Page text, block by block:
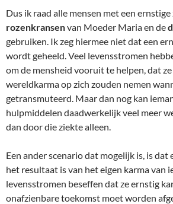
Dus ik raad alle mensen met een
rozenkransenvan Moeder Maria en de
gebruiken. Ik zeg hiermee niet dat een
wordt geheeld. Veel levensstromen
om de mensheid vooruit te helpen, dat
wereldkarma op zich zouden nemen
getransmuteerd. Maar dan nog kan
hulpmiddelen daadwerkelijk veel meer
dan door die ziekte alleen.
Een ander scenario dat mogelijk is, is dat
het resultaat is van het eigen karma van
levensstromen beseffen dat ze ernstig
onafzienbare toekomst moet worden